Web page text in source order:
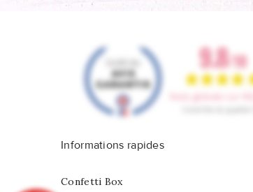
Informations rapides
Confetti Box